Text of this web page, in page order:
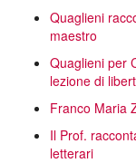
Quaglieni
maestro
Quaglieni per
lezione di
Franco Maria
Il Prof.
letterari